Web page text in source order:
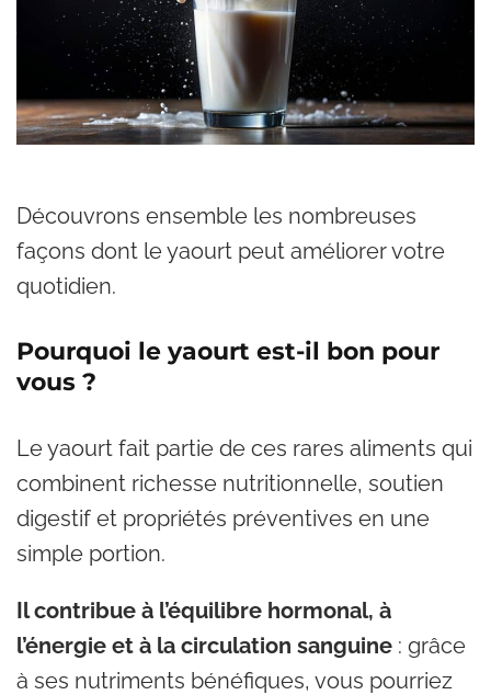
Découvrons ensemble les nombreuses
façons dont le yaourt peut améliorer votre
quotidien.
Pourquoi le yaourt est-il bon pour
vous ?
Le yaourt fait partie de ces rares aliments qui
combinent richesse nutritionnelle, soutien
digestif et propriétés préventives en une
simple portion.
Il contribue à l’équilibre hormonal, à
l’énergie et à la circulation sanguine : grâce
à ses nutriments bénéfiques, vous pourriez